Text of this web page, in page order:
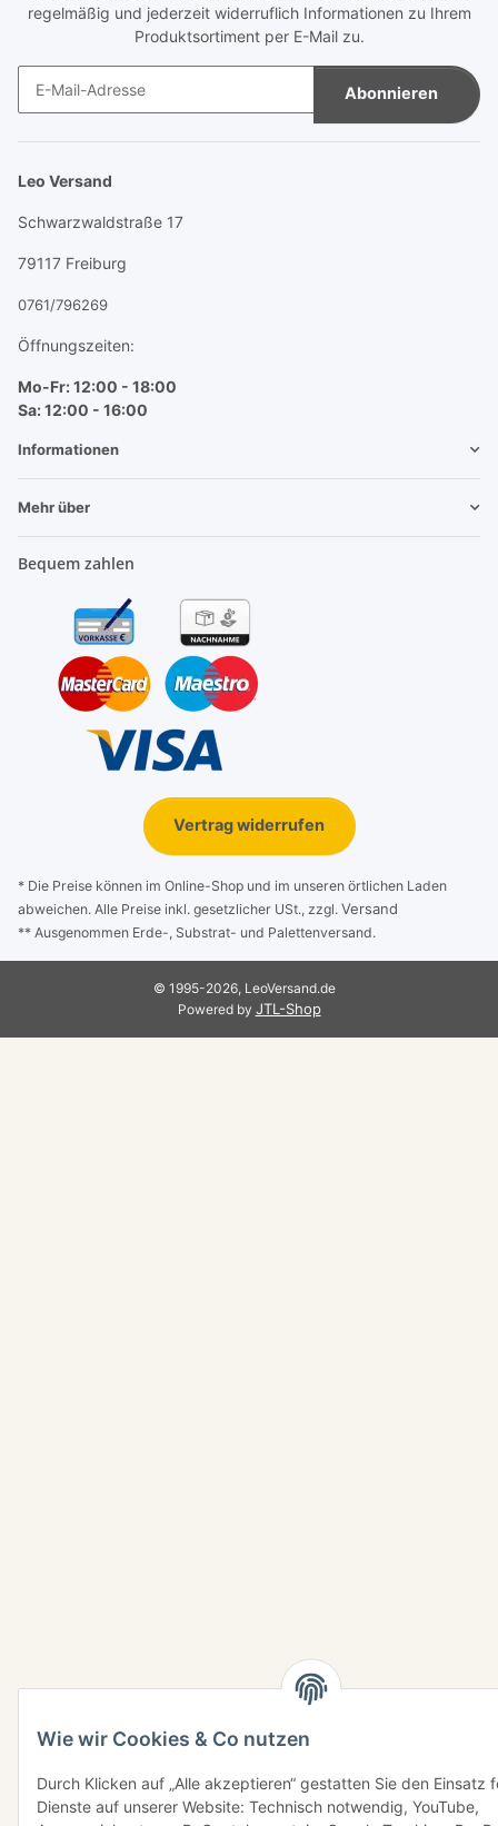
Wie wir Cookies & Co nutzen
Durch Klicken auf „Alle akzeptieren“ gestatten Sie den Einsatz
Dienste auf unserer Website: Technisch notwendig, YouTube,
regelmäßig und jederzeit widerruflich Informationen zu Ihrem
Produktsortiment per E-Mail zu.
Abonnieren
Leo Versand
Schwarzwaldstraße 17
79117 Freiburg
0761/796269
Öffnungszeiten:
Mo-Fr: 12:00 - 18:00
Sa: 12:00 - 16:00
Informationen
Mehr über
Bequem zahlen
Vertrag widerrufen
* Die Preise können im Online-Shop und im unseren örtlichen Laden
abweichen. Alle Preise inkl. gesetzlicher USt., zzgl. Versand
** Ausgenommen Erde-, Substrat- und Palettenversand.
© 1995-2026, LeoVersand.de
Powered by JTL-Shop